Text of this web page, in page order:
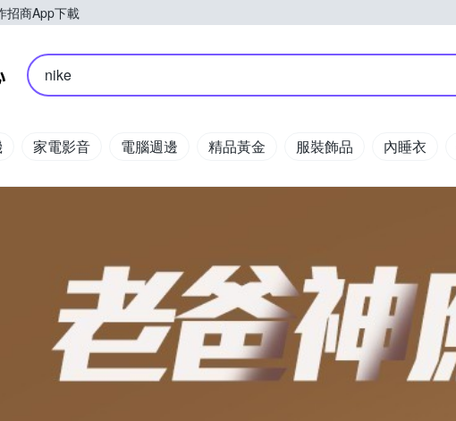
招商App下載
Yahoo購物中心
nike
家電影音 電腦週邊 精品黃金 服裝飾品 內睡衣